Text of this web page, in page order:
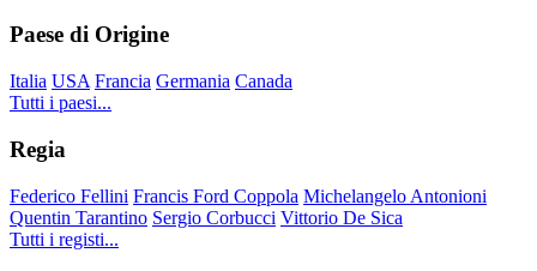
Paese di Origine
Italia USA Francia Germania Canada
Tutti i paesi...
Regia
Federico Fellini Francis Ford Coppola Michelangelo Antonioni
Quentin Tarantino Sergio Corbucci Vittorio De Sica
Tutti i registi...